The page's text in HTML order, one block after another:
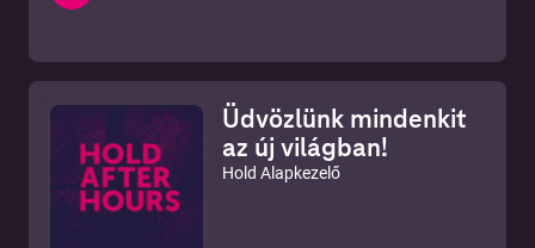
Üdvözlünk mindenkit
az új világban!
Hold Alapkezelő